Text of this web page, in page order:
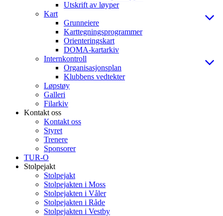
Utskrift av løyper
Kart
Grunneiere
Karttegningsprogrammer
Orienteringskart
DOMA-kartarkiv
Internkontroll
Organisasjonsplan
Klubbens vedtekter
Løpstøy
Galleri
Filarkiv
Kontakt oss
Kontakt oss
Styret
Trenere
Sponsorer
TUR-O
Stolpejakt
Stolpejakt
Stolpejakten i Moss
Stolpejakten i Våler
Stolpejakten i Råde
Stolpejakten i Vestby